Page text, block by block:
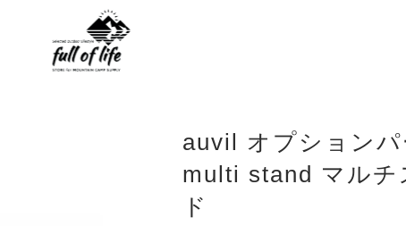
auvil オプションパ
multi stand マルチ
ド